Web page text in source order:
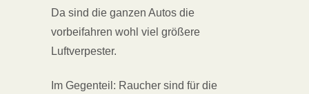
Da sind die ganzen Autos die
vorbeifahren wohl viel größere
Luftverpester.
Im Gegenteil: Raucher sind für die